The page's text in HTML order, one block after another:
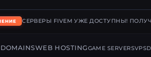
СЕРВЕРЫ FIVEM УЖЕ ДОСТУПНЫ!
DOMAINSWEB HOSTINGGAME SERVERSVPS